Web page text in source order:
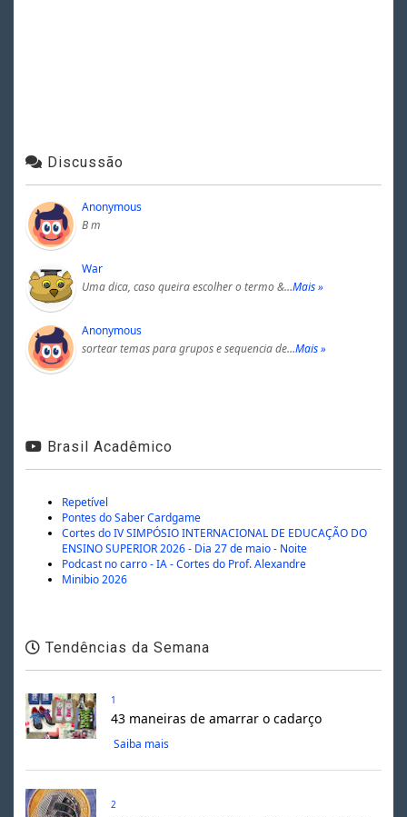
Discussão
Anonymous
B m
War
Uma dica, caso queira escolher o termo &…Mais »
Anonymous
sortear temas para grupos e sequencia de…Mais »
Brasil Acadêmico
Repetível
Pontes do Saber Cardgame
Cortes do IV SIMPÓSIO INTERNACIONAL DE EDUCAÇÃO DO
ENSINO SUPERIOR 2026 - Dia 27 de maio - Noite
Podcast no carro - IA - Cortes do Prof. Alexandre
Minibio 2026
Tendências da Semana
1
43 maneiras de amarrar o cadarço
Saiba mais
2